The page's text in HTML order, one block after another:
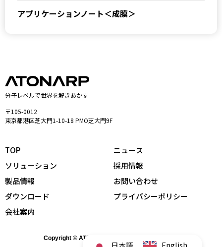
アプリケーションノート＜成膜＞
分子レベルで世界を解きあかす
〒105-0012
東京都港区芝大門1-10-18 PMO芝大門9F
TOP
ソリューション
製品情報
ダウンロード
会社案内
ニュース
採用情報
お問い合わせ
プライバシーポリシー
Copyright © ATONARP Inc. All Rights Reserved.
English